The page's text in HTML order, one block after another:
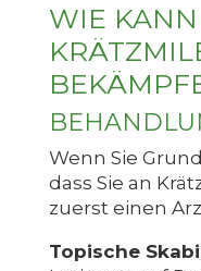
WIE
Wenn Sie
dass Sie an
zuerst einen
Topische